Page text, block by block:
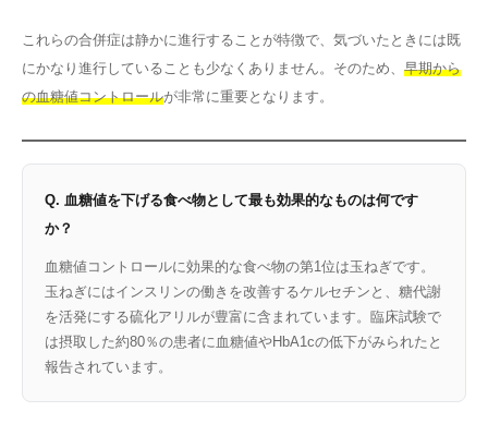
これらの合併症は静かに進行することが特徴で、気づいたときには既
にかなり進行していることも少なくありません。そのため、 早期から
の血糖値コントロールが非常に重要となります。
Q. 血糖値を下げる食べ物として最も効果的なものは何です
か？
血糖値コントロールに効果的な食べ物の第1位は玉ねぎです。
玉ねぎにはインスリンの働きを改善するケルセチンと、糖代謝
を活発にする硫化アリルが豊富に含まれています。臨床試験で
は摂取した約80％の患者に血糖値やHbA1cの低下がみられたと
報告されています。